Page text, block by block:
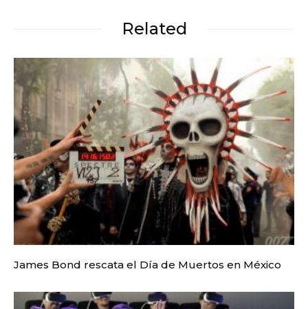
Related
James Bond rescata el Día de Muertos en México